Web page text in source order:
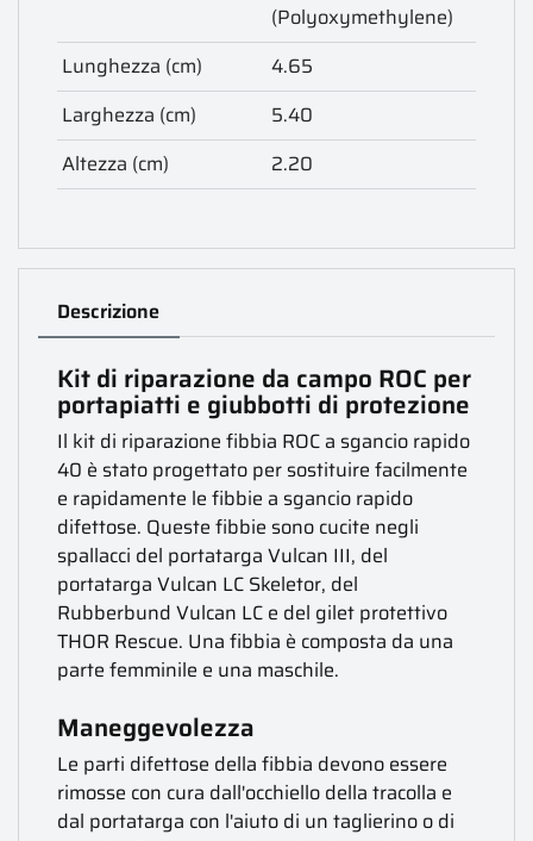
(Polyoxymethylene)
Lunghezza (cm)
4.65
Larghezza (cm)
5.40
Altezza (cm)
2.20
Descrizione
Kit di riparazione da campo ROC per
portapiatti e giubbotti di protezione
Il kit di riparazione fibbia ROC a sgancio rapido
40 è stato progettato per sostituire facilmente
e rapidamente le fibbie a sgancio rapido
difettose. Queste fibbie sono cucite negli
spallacci del portatarga Vulcan III, del
portatarga Vulcan LC Skeletor, del
Rubberbund Vulcan LC e del gilet protettivo
THOR Rescue. Una fibbia è composta da una
parte femminile e una maschile.
Maneggevolezza
Le parti difettose della fibbia devono essere
rimosse con cura dall'occhiello della tracolla e
dal portatarga con l'aiuto di un taglierino o di